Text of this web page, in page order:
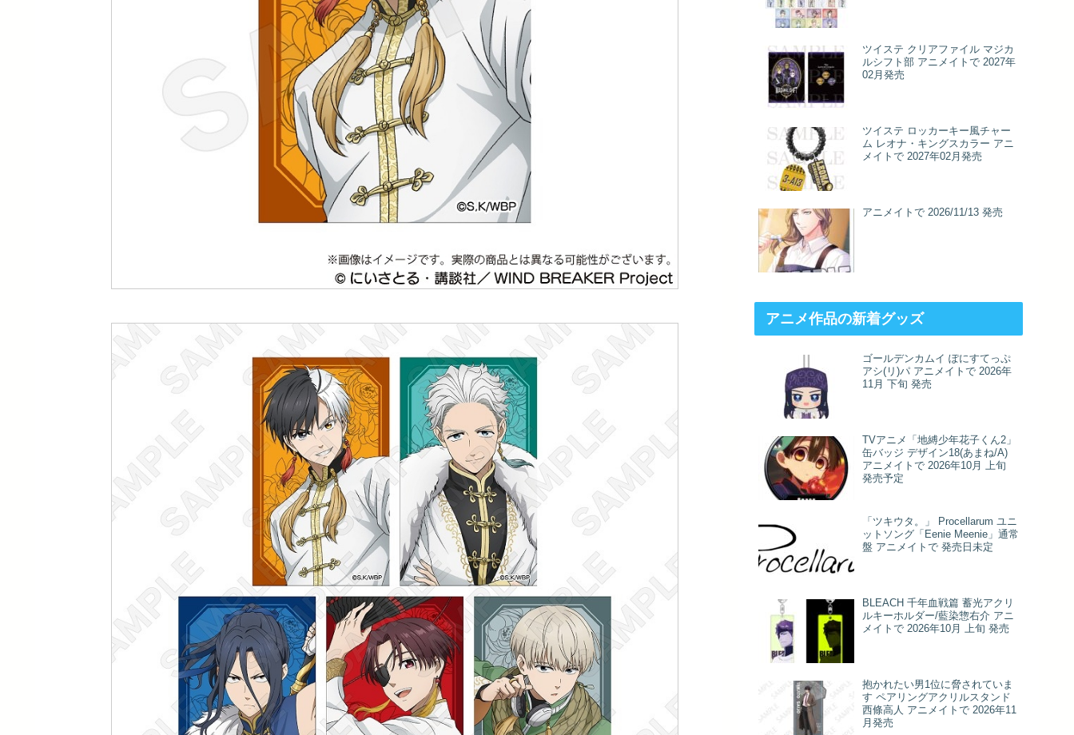
ツイステ クリアファイル マジカ
ルシフト部 アニメイトで 2027年
02月発売
ツイステ ロッカーキー風チャー
ム レオナ・キングスカラー アニ
メイトで 2027年02月発売
アニメイトで 2026/11/13 発売
アニメ作品の新着グッズ
ゴールデンカムイ ぽにすてっぷ
アシ(リ)パ アニメイトで 2026年
11月 下旬 発売
TVアニメ「地縛少年花子くん2」
缶バッジ デザイン18(あまね/A)
アニメイトで 2026年10月 上旬
発売予定
「ツキウタ。」 Procellarum ユニ
ットソング「Eenie Meenie」通常
盤 アニメイトで 発売日未定
BLEACH 千年血戦篇 蓄光アクリ
ルキーホルダー/藍染惣右介 アニ
メイトで 2026年10月 上旬 発売
抱かれたい男1位に脅されていま
す ペアリングアクリルスタンド
西條高人 アニメイトで 2026年11
月発売